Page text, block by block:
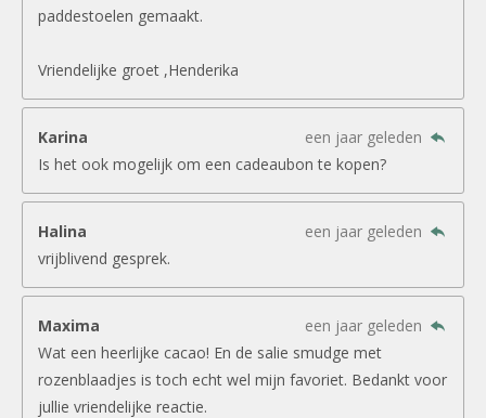
paddestoelen gemaakt.
Vriendelijke groet ,Henderika
Karina
een jaar geleden
Is het ook mogelijk om een cadeaubon te kopen?
Halina
een jaar geleden
vrijblivend gesprek.
Maxima
een jaar geleden
Wat een heerlijke cacao! En de salie smudge met
rozenblaadjes is toch echt wel mijn favoriet. Bedankt voor
jullie vriendelijke reactie.